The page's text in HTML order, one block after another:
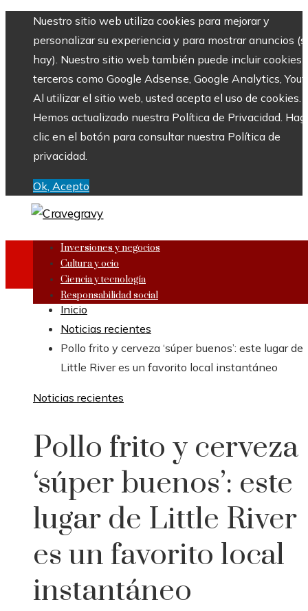
Nuestro sitio web utiliza cookies para mejorar y
personalizar su experiencia y para mostrar anuncios
hay). Nuestro sitio web también puede incluir cookies
terceros como Google Adsense, Google Analytics,
Al utilizar el sitio web, usted acepta el uso de cookies.
Hemos actualizado nuestra Política de Privacidad.
clic en el botón para consultar nuestra Política de
privacidad.
Ok, Acepto
Inversiones y negocios
Cultura y ocio
Ciencia y tecnología
Responsabilidad social
Inicio
Noticias recientes
Pollo frito y cerveza ‘súper buenos’: este lugar de
Little River es un favorito local instantáneo
Noticias recientes
Pollo frito y cerveza
‘súper buenos’: este
lugar de Little River
es un favorito local
instantáneo